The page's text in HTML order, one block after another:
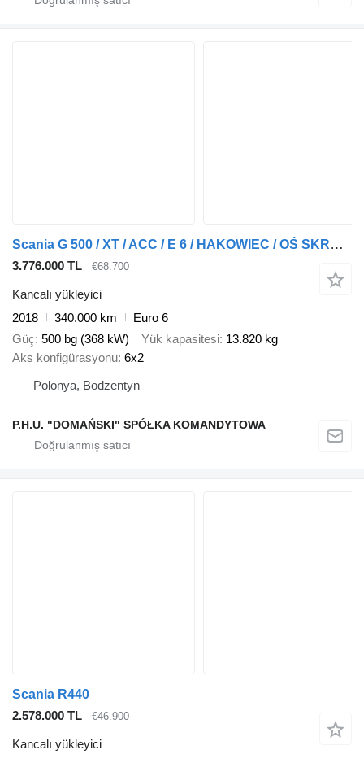
Scania G 500 / XT / ACC / E 6 / HAKOWIEC / OŚ SKRĘTNA / RETARDER
3.776.000 TL €68.700
Kancalı yükleyici
2018
340.000 km
Euro 6
Güç 500 bg (368 kW) Yük kapasitesi 13.820 kg
Aks konfigürasyonu 6x2
Polonya, Bodzentyn
P.H.U. "DOMAŃSKI" SPÓŁKA KOMANDYTOWA
Scania R440
2.578.000 TL
€46.900
Kancalı yükleyici